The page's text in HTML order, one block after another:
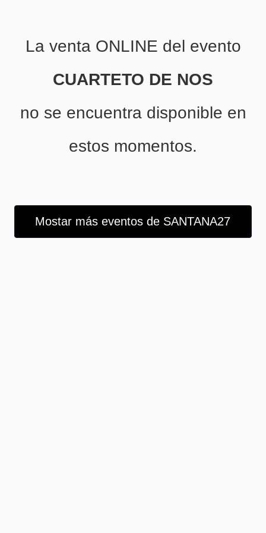
La venta ONLINE del evento
CUARTETO DE NOS
no se encuentra disponible en
estos momentos.
Mostar más eventos de SANTANA27